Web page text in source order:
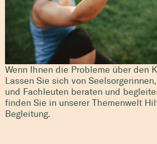
Wenn Ihnen die Probleme über den
Lassen Sie sich von
und Fachleuten beraten und
finden Sie in unserer Themenwelt
Begleitung.